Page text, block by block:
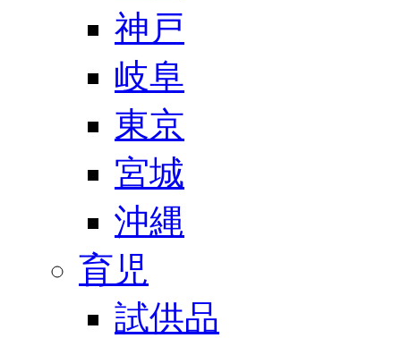
神戸
岐阜
東京
宮城
沖縄
育児
試供品